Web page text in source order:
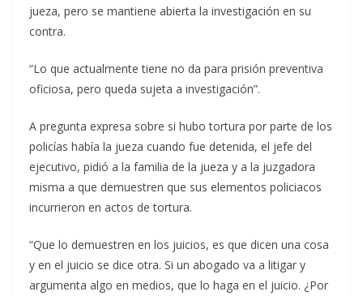
jueza, pero se mantiene abierta la investigación en su
contra.
“Lo que actualmente tiene no da para prisión preventiva
oficiosa, pero queda sujeta a investigación”.
A pregunta expresa sobre si hubo tortura por parte de los
policías había la jueza cuando fue detenida, el jefe del
ejecutivo, pidió a la familia de la jueza y a la juzgadora
misma a que demuestren que sus elementos policiacos
incurrieron en actos de tortura.
“Que lo demuestren en los juicios, es que dicen una cosa
y en el juicio se dice otra. Si un abogado va a litigar y
argumenta algo en medios, que lo haga en el juicio. ¿Por